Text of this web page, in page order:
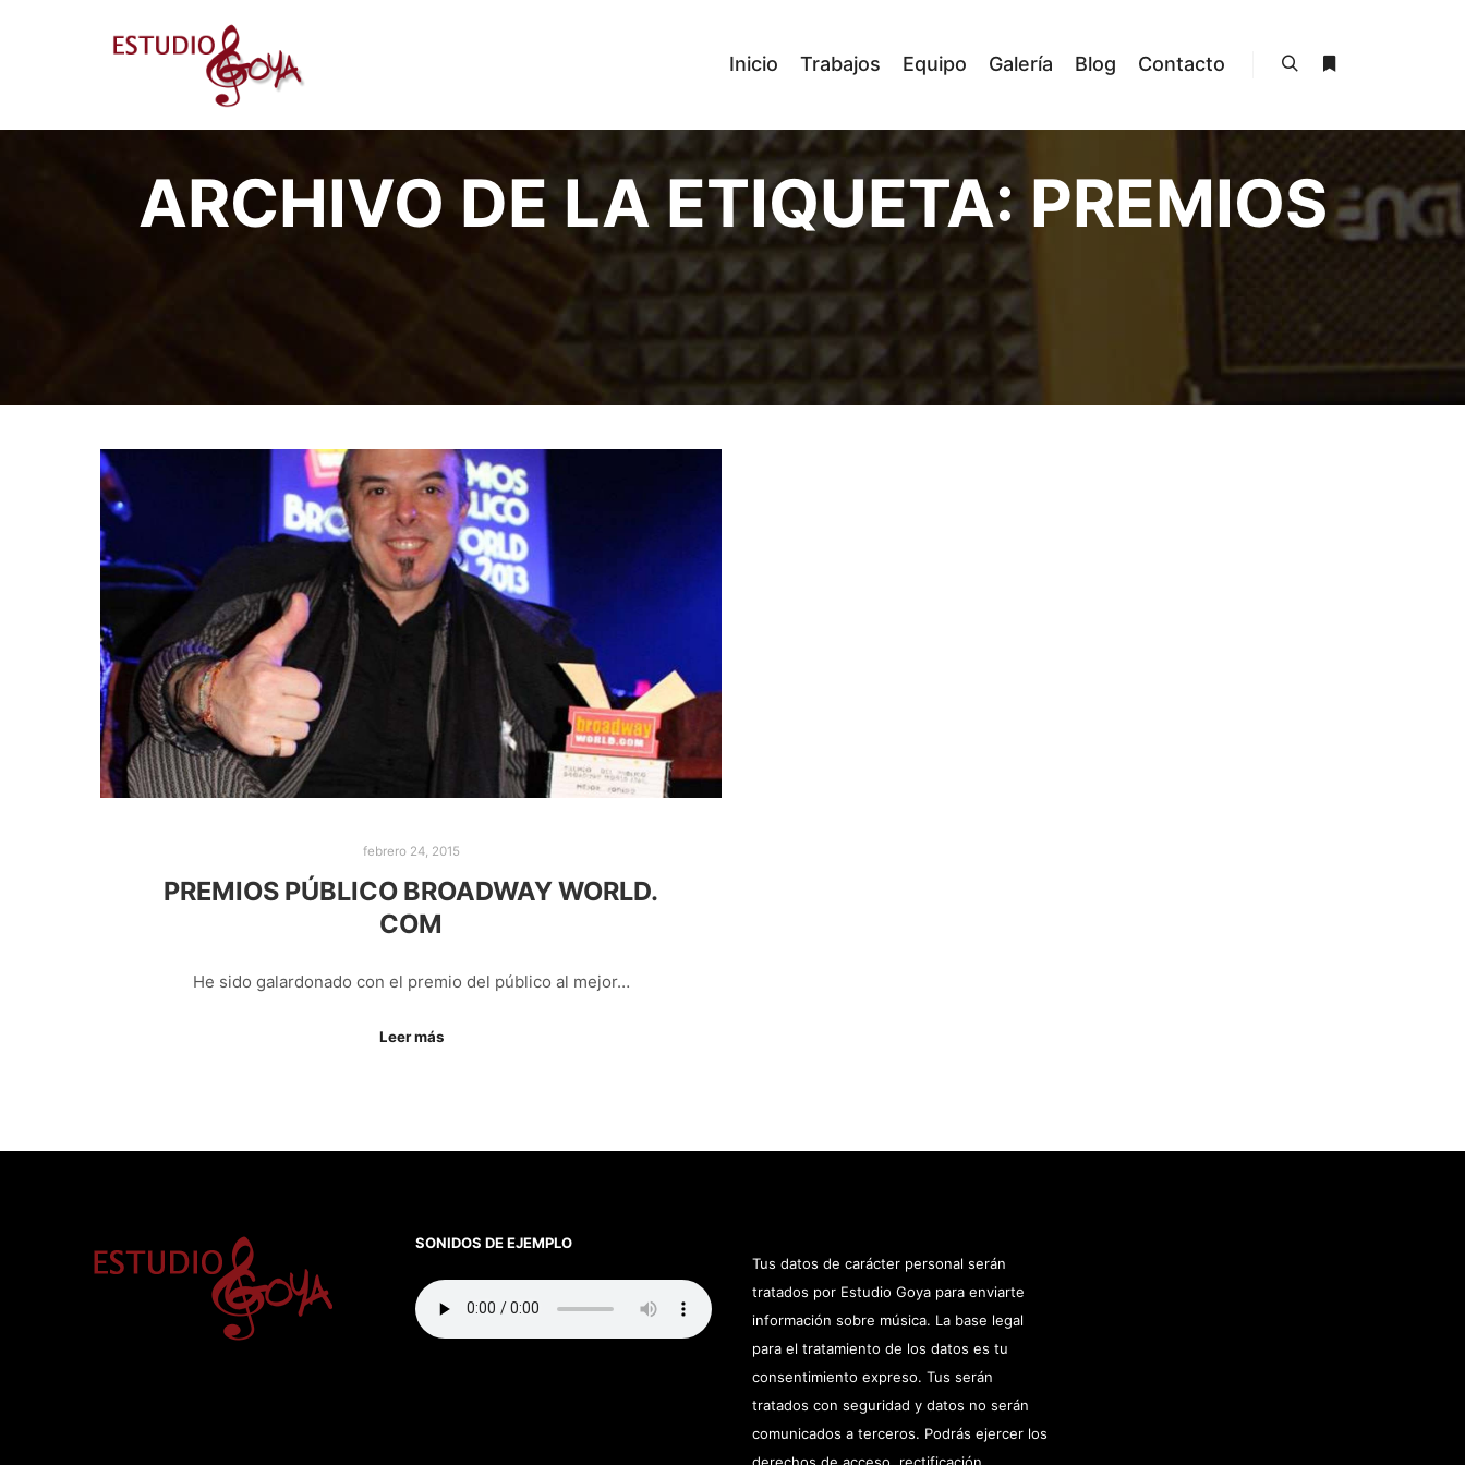
Inicio Trabajos Equipo Galería Blog Contacto
ARCHIVO DE LA ETIQUETA:PREMIOS
febrero 24, 2015
PREMIOS PÚBLICO BROADWAY WORLD.
COM
He sido galardonado con el premio del público al mejor…
Leer más
SONIDOS DE EJEMPLO
Tus datos de carácter personal serán
tratados por Estudio Goya para enviarte
información sobre música. La base legal
para el tratamiento de los datos es tu
consentimiento expreso. Tus serán
tratados con seguridad y datos no serán
comunicados a terceros. Podrás ejercer los